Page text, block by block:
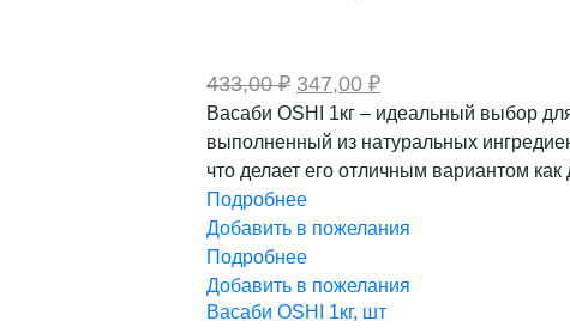
433,00₽ Первоначальная
цена
составляла
433,00 ₽.
347,00 ₽Текущая
цена:
347,00 ₽.
Васаби OSHI 1кг – идеальный выбор
выполненный из натуральных
что делает его отличным вариантом
Подробнее
Добавить в пожелания
Подробнее
Добавить в пожелания
Васаби OSHI 1кг, шт